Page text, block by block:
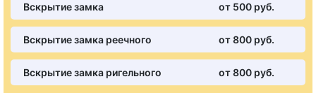
Вскрытие замка от 500 pуб.
Вскрытие замка реечного от 800 pуб.
Вскрытие замка ригельного от 800 pуб.